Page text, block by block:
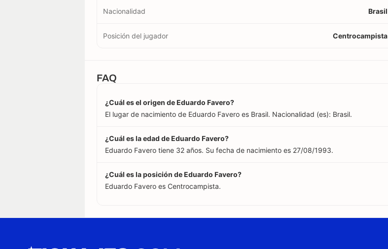
Nacionalidad Brasil
Posición del jugador Centrocampista
FAQ
¿Cuál es el origen de Eduardo Favero?
El lugar de nacimiento de Eduardo Favero es Brasil. Nacionalidad (es): Brasil.
¿Cuál es la edad de Eduardo Favero?
Eduardo Favero tiene 32 años. Su fecha de nacimiento es 27/08/1993.
¿Cuál es la posición de Eduardo Favero?
Eduardo Favero es Centrocampista.